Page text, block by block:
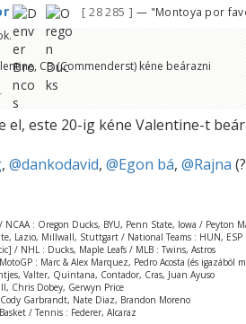
28 285 — "Montoya por
CB (Commenderst) kéne beárazni
el, este 20-ig kéne Valentine-t
, @dankodavid, @Egon bá, @Rajna
NCAA : Oregon Ducks, BYU, Penn State, Iowa / Peyton
Lazio, Millwall, Stuttgart / National Teams : HUN, ESP
/ NHL : Ducks, Maple Leafs / MLB : Twins, Astros
: Marc & Alex Marquez, Pedro Acosta (és igazából
Valter, Quintana, Contador, Cras, Juan Ayuso
Chris Dobey, Gerwyn Price
Garbrandt, Nate Diaz, Brandon Moreno
/ Tennis : Federer, Alcaraz